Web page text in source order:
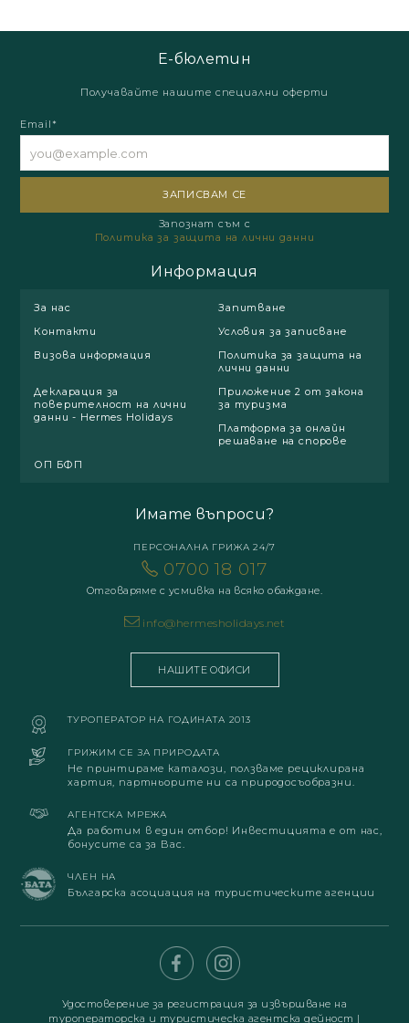
Е-бюлетин
Получавайте нашите специални оферти
Email*
Запознат съм с
Политика за защита на лични данни
Информация
За нас
Запитване
Контакти
Условия за записване
Визова информация
Политика за защита на
лични данни
Декларация за
поверителност на лични
данни - Hermes Holidays
Приложение 2 от закона
за туризма
Платформа за онлайн
решаване на спорове
ОП БФП
Имате въпроси?
ПЕРСОНАЛНА ГРИЖА 24/7
0700 18 017
Отговаряме с усмивка на всяко обаждане.
info@hermesholidays.net
НАШИТЕ ОФИСИ
ТУРОПЕРАТОР НА ГОДИНАТА 2013
ГРИЖИМ СЕ ЗА ПРИРОДАТА
Не принтираме каталози, ползваме рециклирана
хартия, партньорите ни са природосъобразни.
АГЕНТСКА МРЕЖА
Да работим в един отбор! Инвестицията е от нас,
бонусите са за Вас.
ЧЛЕН НА
Българска асоциация на туристическите агенции
Удостоверение за регистрация за извършване на
туроператорска и туристическа агентска дейност |